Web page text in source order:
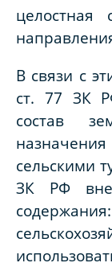
целостная
В связи с
ст. 77 ЗК
состав
сельскими
ЗК РФ